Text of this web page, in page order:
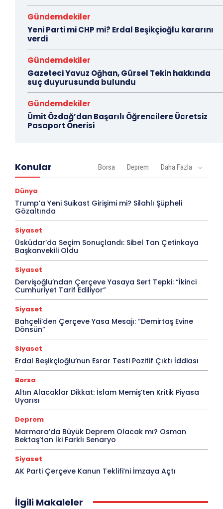
Gündemdekiler
Yeni Parti mi CHP mi? Erdal Beşikçioğlu kararını
verdi
Gündemdekiler
Gazeteci Yavuz Oğhan, Gürsel Tekin hakkında
suç duyurusunda bulundu
Gündemdekiler
Ümit Özdağ’dan Başarılı Öğrencilere Ücretsiz
Pasaport Önerisi
Konular Borsa Deprem Daha Fazla
Dünya
Trump’a Yeni Suikast Girişimi mi? Silahlı Şüpheli
Gözaltında
Siyaset
Üsküdar’da Seçim Sonuçlandı: Sibel Tan Çetinkaya
Başkanvekili Oldu
Siyaset
Dervişoğlu’ndan Çerçeve Yasaya Sert Tepki: “İkinci
Cumhuriyet Tarif Ediliyor”
Siyaset
Bahçeli’den Çerçeve Yasa Mesajı: “Demirtaş Evine
Dönsün”
Siyaset
Erdal Beşikçioğlu’nun Esrar Testi Pozitif Çıktı İddiası
Borsa
Altın Alacaklar Dikkat: İslam Memiş’ten Kritik Piyasa
Uyarısı
Deprem
Marmara’da Büyük Deprem Olacak mı? Osman
Bektaş’tan İki Farklı Senaryo
Siyaset
AK Parti Çerçeve Kanun Teklifi’ni İmzaya Açtı
İlgili Makaleler